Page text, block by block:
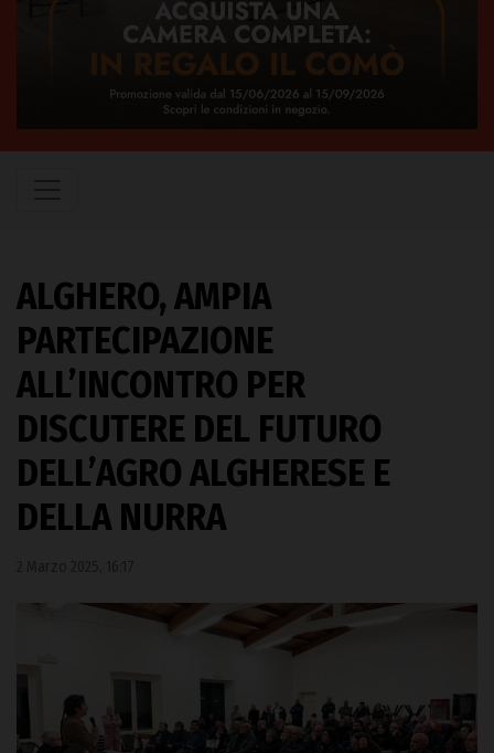
ALGHERO, AMPIA
PARTECIPAZIONE
ALL’INCONTRO PER
DISCUTERE DEL FUTURO
DELL’AGRO ALGHERESE E
DELLA NURRA